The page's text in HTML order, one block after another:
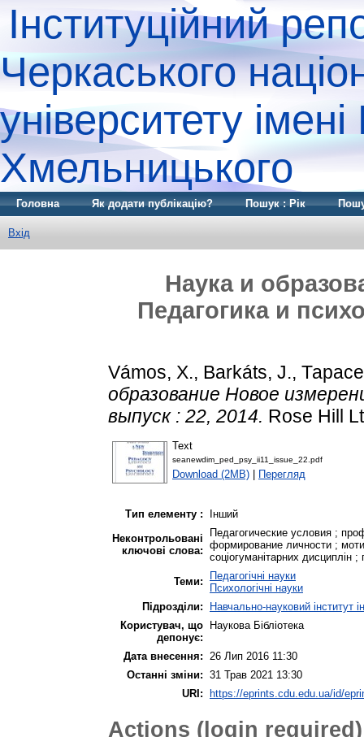
Інституційний
Черкаського
університету
Хмельницького
Головна Як додати публікацію? Пошук : Рік
Вхід
Наука и
Педагогика и
Vámos, X., Barkáts, J.,
образование Новое
выпуск : 22, 2014. Rose Hill
Text
seanewdim_ped_psy_ii11_issue_22.pdf
Download (2MB) Перегляд
Тип елементу :
Інший
Неконтрольовані
ключові слова:
Педагогические условия ;
формирование личности ;
соціогуманітарних дисциплін ;
Теми:
Педагогічні науки
Психологічні науки
Підрозділи:
Навчально-науковий інститут
Користувач, що
депонує:
Наукова Бібліотека
Дата внесення: 26 Лип 2016 11:30
Останні зміни: 31 Трав 2021 13:30
URI:
https://eprints.cdu.edu.ua/id/
Actions (login required)